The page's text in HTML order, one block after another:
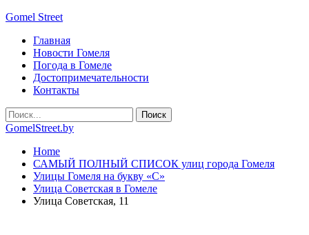
Gomel Street
Главная
Новости Гомеля
Погода в Гомеле
Достопримечательности
Контакты
GomelStreet.by
Home
САМЫЙ ПОЛНЫЙ СПИСОК улиц города Гомеля
Улицы Гомеля на букву «С»
Улица Советская в Гомеле
Улица Советская, 11